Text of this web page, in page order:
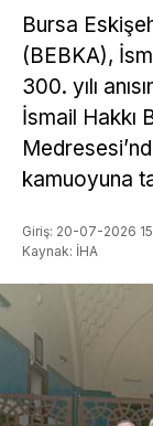
Bursa
(BEBKA),
300. yılı
İsmail Hakkı
kamuoyuna
Giriş: 20-07-2026
Kaynak: İHA